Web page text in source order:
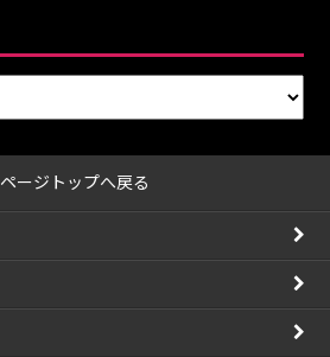
ページトップへ戻る